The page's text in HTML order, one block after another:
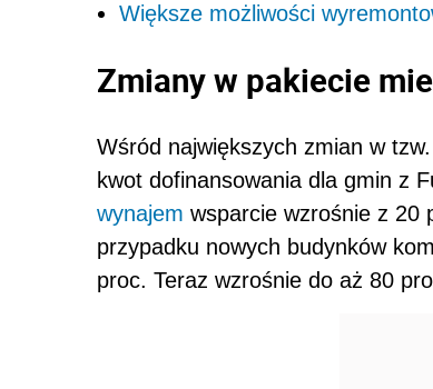
Większe możliwości
Zmiany w pakiecie
Wśród największych zmian w
kwot dofinansowania dla gmin z
wynajem wsparcie wzrośnie z 20
przypadku nowych budynków
proc. Teraz wzrośnie do aż 80